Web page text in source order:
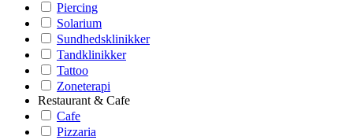
Piercing
Solarium
Sundhedsklinikker
Tandklinikker
Tattoo
Zoneterapi
Restaurant & Cafe
Cafe
Pizzaria